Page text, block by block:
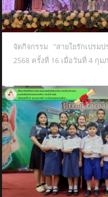
จัดกิจกรรม “สายใยรักเปร
2568 ครั้งที่ 16 เมื่อวันที่ 4 กุม